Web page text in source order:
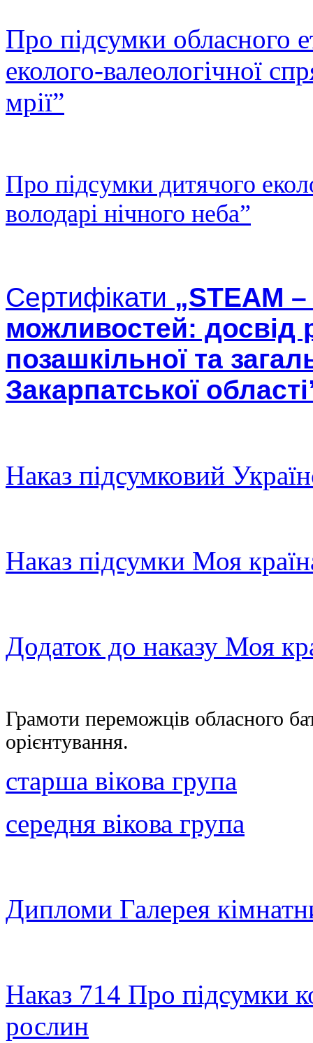
Про підсумки обласного
еколого-валеологічної
мрії”
Про підсумки дитячого
володарі нічного неба”
Сертифікати „STEAM
можливостей: досвід
позашкільної та
Закарпатської
Наказ підсумковий
Наказ пiдсумки Моя
Додаток до наказу Моя
Грамоти переможців обласного
орієнтування.
старша вікова група
середня вікова група
Дипломи Галерея
Наказ 714 Про підсумки
рослин